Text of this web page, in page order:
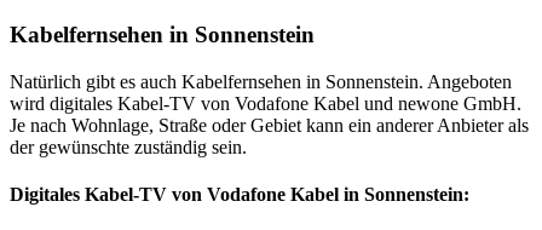
Kabelfernsehen in Sonnenstein
Natürlich gibt es auch Kabelfernsehen in Sonnenstein. Angeboten
wird digitales Kabel-TV von Vodafone Kabel und newone GmbH.
Je nach Wohnlage, Straße oder Gebiet kann ein anderer Anbieter als
der gewünschte zuständig sein.
Digitales Kabel-TV von Vodafone Kabel in Sonnenstein: